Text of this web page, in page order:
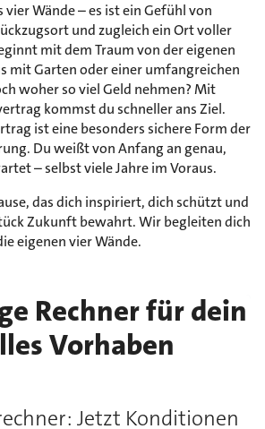
Wände – es ist ein Gefühl von
und zugleich ein Ort voller
mit dem Traum von der eigenen
mit Garten oder einer umfangreichen
woher so viel Geld nehmen? Mit
kommst du schneller ans Ziel.
ist eine besonders sichere Form der
Du weißt von Anfang an genau,
– selbst viele Jahre im Voraus.
das dich inspiriert, dich schützt und
Zukunft bewahrt. Wir begleiten dich
eigenen vier Wände.
Rechner für dein
Vorhaben
Jetzt Konditionen